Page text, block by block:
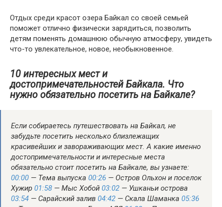
Отдых среди красот озера Байкал со своей семьей
поможет отлично физически зарядиться, позволить
детям поменять домашнюю обычную атмосферу, увидеть
что-то увлекательное, новое, необыкновенное.
10 интересных мест и
достопримечательностей Байкала. Что
нужно обязательно посетить на Байкале?
Если собираетесь путешествовать на Байкал, не
забудьте посетить несколько близлежащих
красивейших и завораживающих мест. А какие именно
достопримечательности и интересные места
обязательно стоит посетить на Байкале, вы узнаете:
00:00 — Тема выпуска 00:26 — Остров Ольхон и поселок
Хужир 01:58 — Мыс Хобой 03:02 — Ушканьи острова
03:54 — Сарайский залив 04:42 — Скала Шаманка 05:36